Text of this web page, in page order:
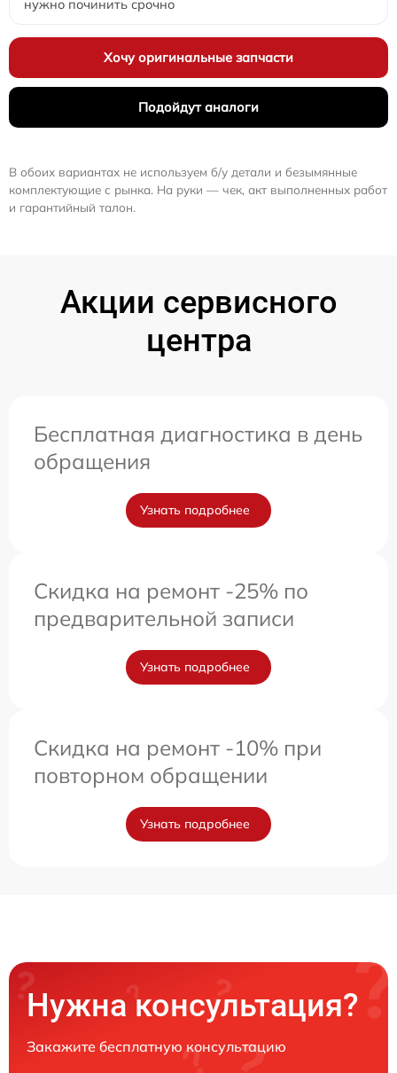
нужно починить срочно
Хочу оригинальные запчасти
Подойдут аналоги
В обоих вариантах не используем б/у детали и безымянные
комплектующие с рынка. На руки — чек, акт выполненных работ
и гарантийный талон.
Акции сервисного
центра
Бесплатная диагностика в день
обращения
Узнать подробнее
Скидка на ремонт -25% по
предварительной записи
Узнать подробнее
Скидка на ремонт -10% при
повторном обращении
Узнать подробнее
Нужна консультация?
Закажите бесплатную консультацию